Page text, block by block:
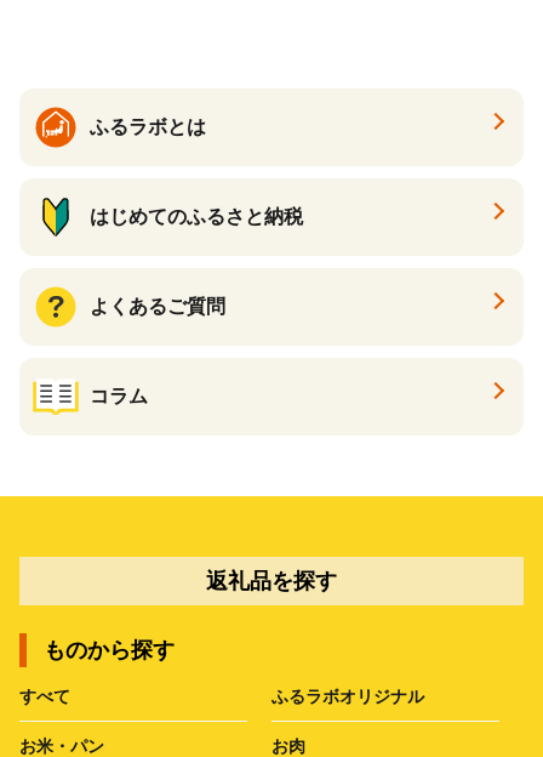
ふるラボとは
はじめてのふるさと納税
よくあるご質問
コラム
返礼品を探す
ものから探す
すべて ふるラボオリジナル
お米・パン お肉